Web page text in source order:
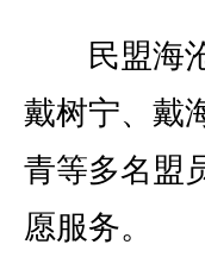
民盟海沧
戴树宁、戴
青等多名盟
愿服务。